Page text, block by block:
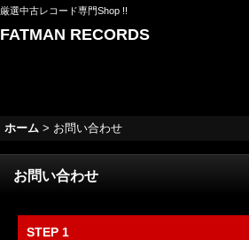
厳選中古レコード専門Shop !!
FATMAN RECORDS
ホーム > お問い合わせ
お問い合わせ
STEP 1